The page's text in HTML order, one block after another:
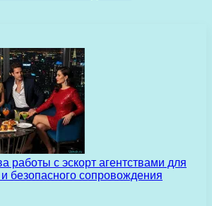
работы с эскорт агентствами для
безопасного сопровождения